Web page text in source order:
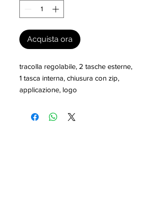
Acquista ora
tracolla regolabile, 2 tasche esterne,
1 tasca interna, chiusura con zip,
applicazione, logo